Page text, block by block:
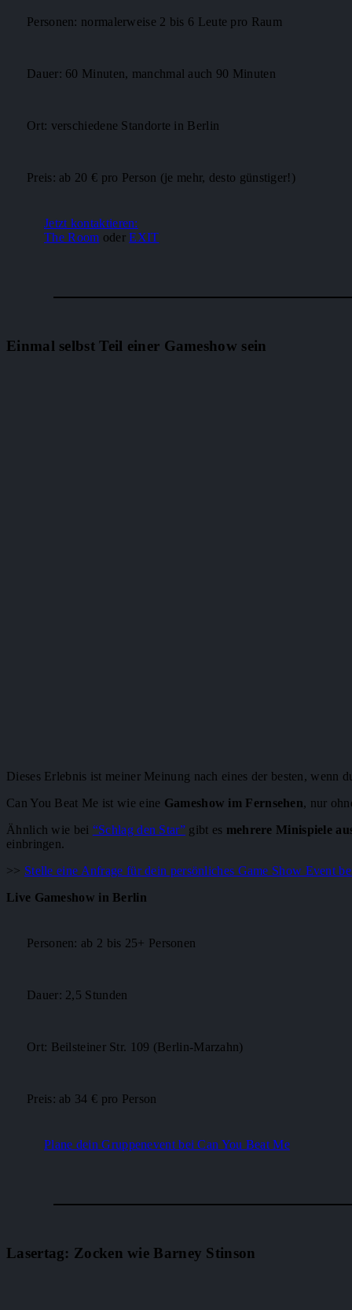
Personen: normalerweise 2 bis 6 Leute pro Raum
Dauer: 60 Minuten, manchmal auch 90 Minuten
Ort: verschiedene Standorte in Berlin
Preis: ab 20 € pro Person (je mehr, desto günstiger!)
Jetzt kontaktieren:
The Room oderEXIT
Einmal selbst Teil einer Gameshow sein
Dieses Erlebnis ist meiner Meinung nach eines der besten, wenn
Can You Beat Me ist wie eine Gameshow im Fernsehen, nur
Ähnlich wie bei “Schlag den Star”gibt es mehrere Minispiele
einbringen.
>> Stelle eine Anfrage für dein persönliches Game Show Event
Live Gameshow in Berlin
Personen: ab 2 bis 25+ Personen
Dauer: 2,5 Stunden
Ort: Beilsteiner Str. 109 (Berlin-Marzahn)
Preis: ab 34 € pro Person
Plane dein Gruppenevent bei Can You Beat Me
Lasertag: Zocken wie Barney Stinson